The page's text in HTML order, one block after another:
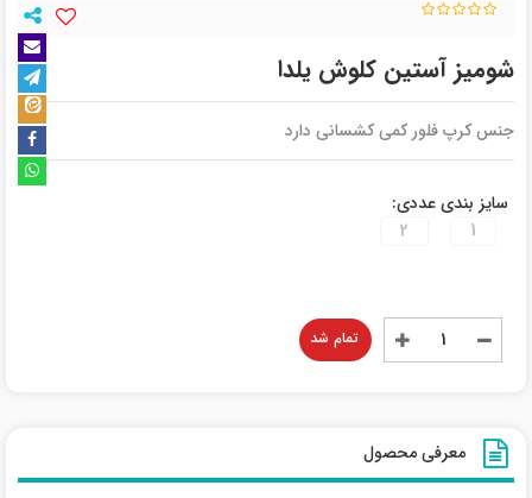
شومیز آستین کلوش یلدا
جنس کرپ فلور کمی کشسانی دارد
سایز بندی عددی:
1
2
تمام شد
معرفی محصول